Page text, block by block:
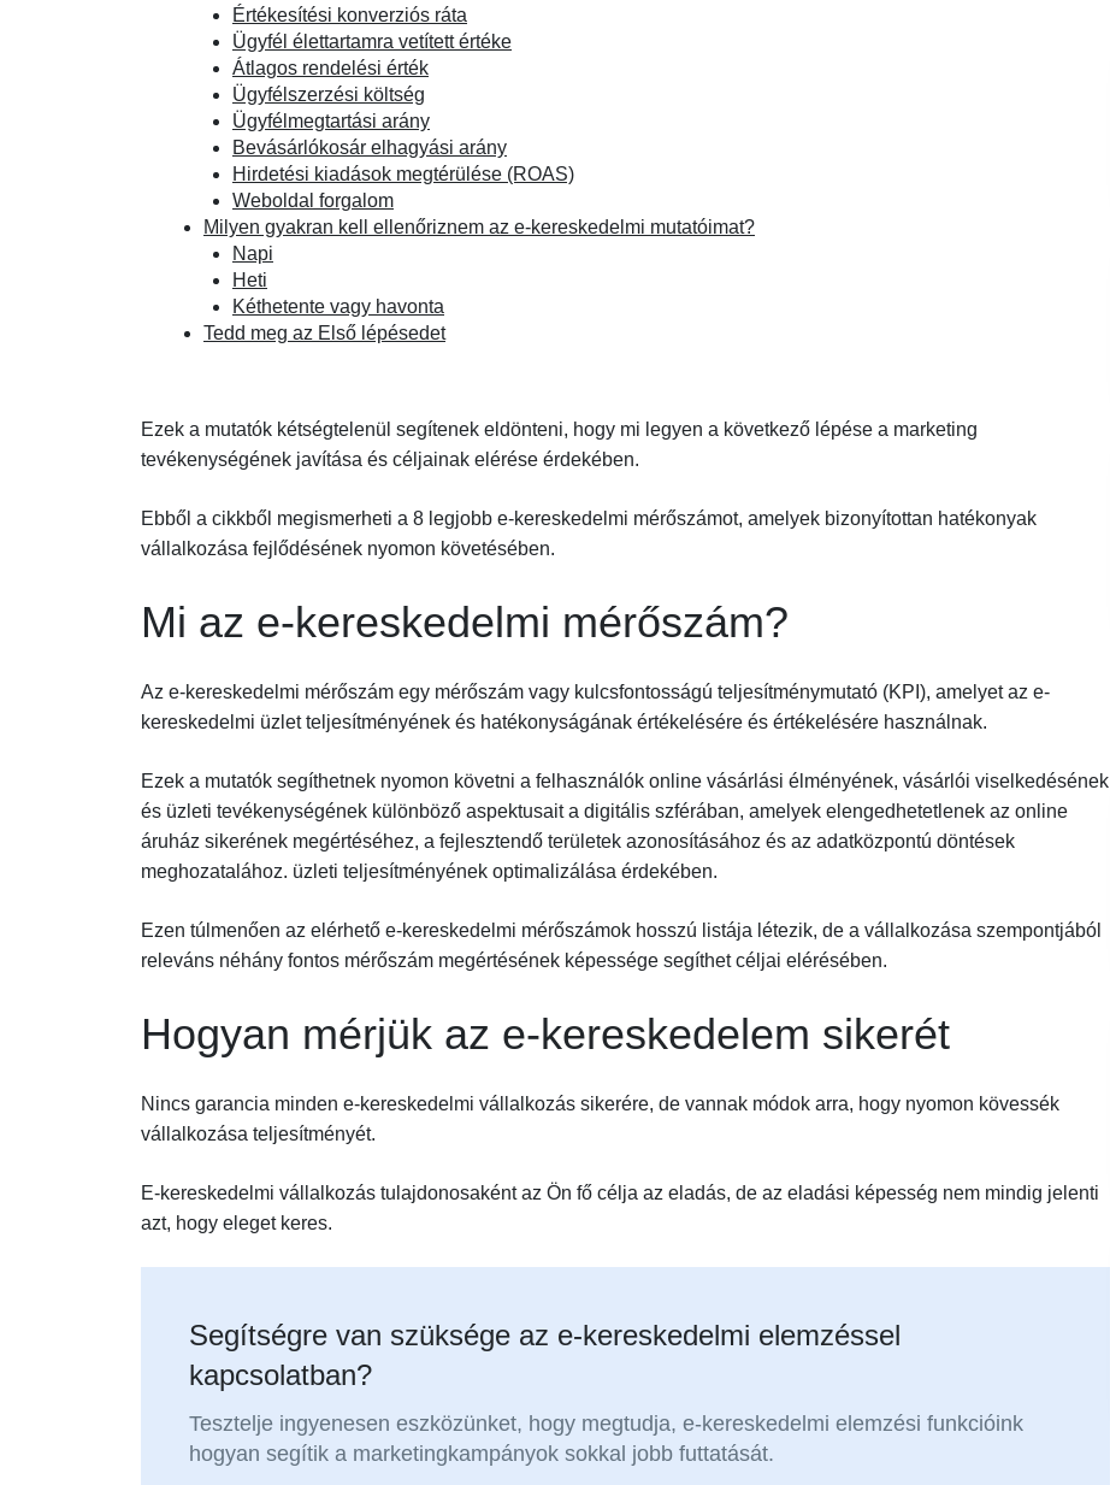
Értékesítési konverziós ráta
Ügyfél élettartamra vetített értéke
Átlagos rendelési érték
Ügyfélszerzési költség
Ügyfélmegtartási arány
Bevásárlókosár elhagyási arány
Hirdetési kiadások megtérülése (ROAS)
Weboldal forgalom
Milyen gyakran kell ellenőriznem az e-kereskedelmi mutatóimat?
Napi
Heti
Kéthetente vagy havonta
Tedd meg az Első lépésedet
Ezek a mutatók kétségtelenül segítenek eldönteni, hogy mi legyen a következő lépése a marketing
tevékenységének javítása és céljainak elérése érdekében.
Ebből a cikkből megismerheti a 8 legjobb e-kereskedelmi mérőszámot, amelyek bizonyítottan hatékonyak
vállalkozása fejlődésének nyomon követésében.
Mi az e-kereskedelmi mérőszám?
Az e-kereskedelmi mérőszám egy mérőszám vagy kulcsfontosságú teljesítménymutató (KPI), amelyet az e-
kereskedelmi üzlet teljesítményének és hatékonyságának értékelésére és értékelésére használnak.
Ezek a mutatók segíthetnek nyomon követni a felhasználók online vásárlási élményének, vásárlói viselkedésének
és üzleti tevékenységének különböző aspektusait a digitális szférában, amelyek elengedhetetlenek az online
áruház sikerének megértéséhez, a fejlesztendő területek azonosításához és az adatközpontú döntések
meghozatalához. üzleti teljesítményének optimalizálása érdekében.
Ezen túlmenően az elérhető e-kereskedelmi mérőszámok hosszú listája létezik, de a vállalkozása szempontjából
releváns néhány fontos mérőszám megértésének képessége segíthet céljai elérésében.
Hogyan mérjük az e-kereskedelem sikerét
Nincs garancia minden e-kereskedelmi vállalkozás sikerére, de vannak módok arra, hogy nyomon kövessék
vállalkozása teljesítményét.
E-kereskedelmi vállalkozás tulajdonosaként az Ön fő célja az eladás, de az eladási képesség nem mindig jelenti
azt, hogy eleget keres.
Segítségre van szüksége az e-kereskedelmi elemzéssel
kapcsolatban?
Tesztelje ingyenesen eszközünket, hogy megtudja, e-kereskedelmi elemzési funkcióink
hogyan segítik a marketingkampányok sokkal jobb futtatását.